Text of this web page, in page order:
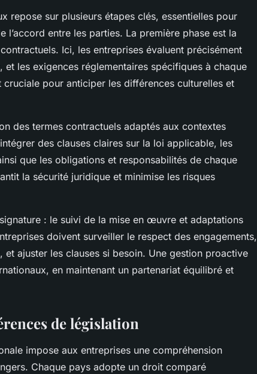
repose sur plusieurs étapes clés, essentielles pour
l’accord entre les parties. La première phase est la
Ici, les entreprises évaluent précisément
les exigences réglementaires spécifiques à chaque
pour anticiper les différences culturelles et
des termes contractuels adaptés aux contextes
des clauses claires sur la loi applicable, les
que les obligations et responsabilités de chaque
la sécurité juridique et minimise les risques
: le suivi de la mise en œuvre et adaptations
doivent surveiller le respect des engagements,
et ajuster les clauses si besoin. Une gestion proactive
en maintenant un partenariat équilibré et
de législation
impose aux entreprises une compréhension
Chaque pays adopte un droit comparé